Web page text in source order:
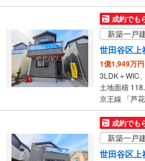
イ
ペ
ー
ジ
に
存
る
成約でも
新築一戸
世田谷区上
1億1,949万円
3LDK＋WIC
土地面積
京王線 「芦
成約でも
新築一戸
世田谷区上